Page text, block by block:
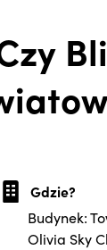
Gdzie?
Budynek:
Olivia Sky